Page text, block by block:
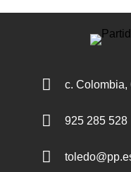
 c. Colombia,
 925 285 528
